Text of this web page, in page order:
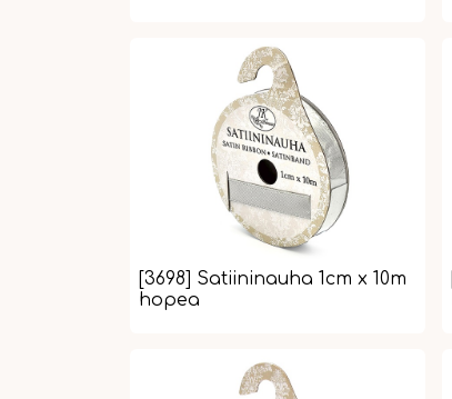
[3698] Satiininauha 1cm x 10m
hopea